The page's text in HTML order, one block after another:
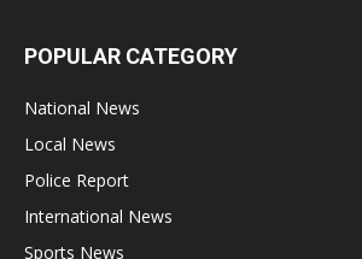
POPULAR CATEGORY
National News
Local News
Police Report
International News
Sports News